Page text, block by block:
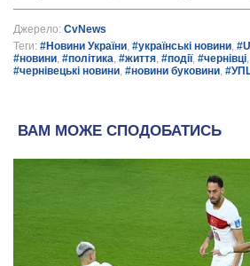
Джерело: CvNews
Теги: #Новини України, #українські новини,
#новини, #політика, #життя, #події, #чернівці,
#чернівецькі новини, #новини буковини,